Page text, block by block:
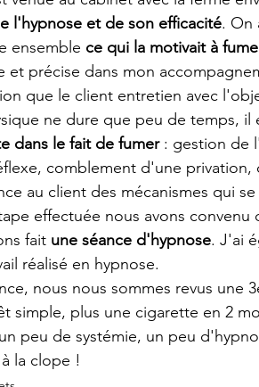
l'hypnose et de son efficacité. On
ensemble ce qui la motivait à
et précise dans mon
que le client entretien avec
ne dure que peu de temps, il
dans le fait de fumer : gestion de
comblement d'une
au client des mécanismes qui
effectuée nous avons
fait une séance d'hypnose. J'ai
réalisé en hypnose.
nous nous sommes revus une
simple, plus une cigarette en 2
peu de systémie, un peu
la clope !